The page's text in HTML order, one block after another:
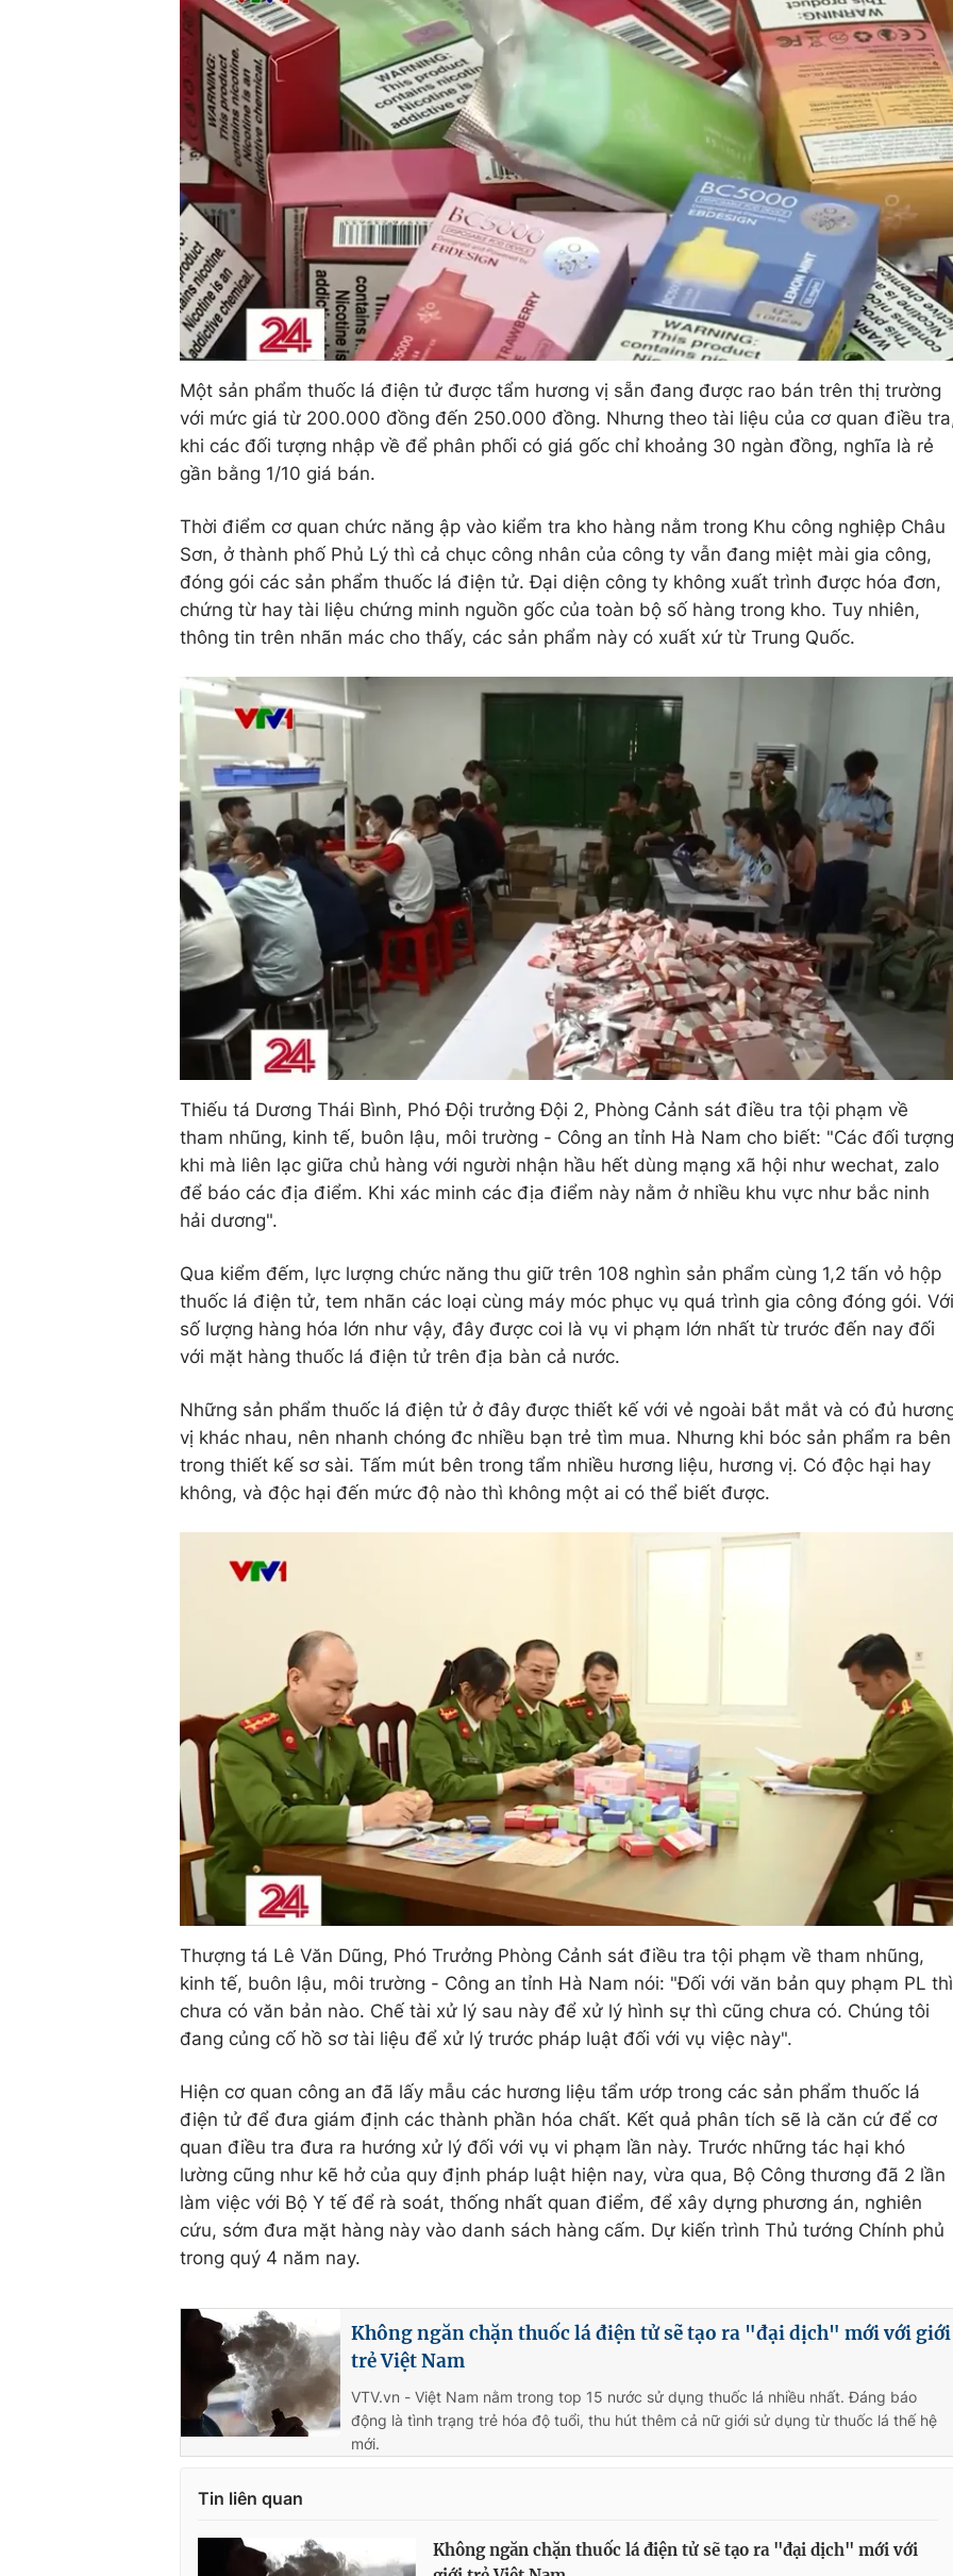
Một sản phẩm thuốc lá điện tử được tẩm hương vị sẵn đang được rao bán trên thị trường
với mức giá từ 200.000 đồng đến 250.000 đồng. Nhưng theo tài liệu của cơ quan điều
khi các đối tượng nhập về để phân phối có giá gốc chỉ khoảng 30 ngàn đồng, nghĩa là rẻ
gần bằng 1/10 giá bán.
Thời điểm cơ quan chức năng ập vào kiểm tra kho hàng nằm trong Khu công nghiệp Châu
Sơn, ở thành phố Phủ Lý thì cả chục công nhân của công ty vẫn đang miệt mài gia công,
đóng gói các sản phẩm thuốc lá điện tử. Đại diện công ty không xuất trình được hóa đơn,
chứng từ hay tài liệu chứng minh nguồn gốc của toàn bộ số hàng trong kho. Tuy nhiên,
thông tin trên nhãn mác cho thấy, các sản phẩm này có xuất xứ từ Trung Quốc.
Thiếu tá Dương Thái Bình, Phó Đội trưởng Đội 2, Phòng Cảnh sát điều tra tội phạm về
tham nhũng, kinh tế, buôn lậu, môi trường - Công an tỉnh Hà Nam cho biết: "Các đối tượng
khi mà liên lạc giữa chủ hàng với người nhận hầu hết dùng mạng xã hội như wechat, zalo
để báo các địa điểm. Khi xác minh các địa điểm này nằm ở nhiều khu vực như bắc ninh
hải dương".
Qua kiểm đếm, lực lượng chức năng thu giữ trên 108 nghìn sản phẩm cùng 1,2 tấn vỏ hộp
thuốc lá điện tử, tem nhãn các loại cùng máy móc phục vụ quá trình gia công đóng gói. Với
số lượng hàng hóa lớn như vậy, đây được coi là vụ vi phạm lớn nhất từ trước đến nay đối
với mặt hàng thuốc lá điện tử trên địa bàn cả nước.
Những sản phẩm thuốc lá điện tử ở đây được thiết kế với vẻ ngoài bắt mắt và có đủ
vị khác nhau, nên nhanh chóng đc nhiều bạn trẻ tìm mua. Nhưng khi bóc sản phẩm ra bên
trong thiết kế sơ sài. Tấm mút bên trong tẩm nhiều hương liệu, hương vị. Có độc hại hay
không, và độc hại đến mức độ nào thì không một ai có thể biết được.
Thượng tá Lê Văn Dũng, Phó Trưởng Phòng Cảnh sát điều tra tội phạm về tham nhũng,
kinh tế, buôn lậu, môi trường - Công an tỉnh Hà Nam nói: "Đối với văn bản quy phạm PL thì
chưa có văn bản nào. Chế tài xử lý sau này để xử lý hình sự thì cũng chưa có. Chúng tôi
đang củng cố hồ sơ tài liệu để xử lý trước pháp luật đối với vụ việc này".
Hiện cơ quan công an đã lấy mẫu các hương liệu tẩm ướp trong các sản phẩm thuốc lá
điện tử để đưa giám định các thành phần hóa chất. Kết quả phân tích sẽ là căn cứ để cơ
quan điều tra đưa ra hướng xử lý đối với vụ vi phạm lần này. Trước những tác hại khó
lường cũng như kẽ hở của quy định pháp luật hiện nay, vừa qua, Bộ Công thương đã 2 lần
làm việc với Bộ Y tế để rà soát, thống nhất quan điểm, để xây dựng phương án, nghiên
cứu, sớm đưa mặt hàng này vào danh sách hàng cấm. Dự kiến trình Thủ tướng Chính phủ
trong quý 4 năm nay.
Không ngăn chặn thuốc lá điện tử sẽ tạo ra "đại dịch" mới với giới
trẻ Việt Nam
VTV.vn - Việt Nam nằm trong top 15 nước sử dụng thuốc lá nhiều nhất. Đáng báo
động là tình trạng trẻ hóa độ tuổi, thu hút thêm cả nữ giới sử dụng từ thuốc lá thế hệ
mới.
Tin liên quan
Không ngăn chặn thuốc lá điện tử sẽ tạo ra "đại dịch" mới với